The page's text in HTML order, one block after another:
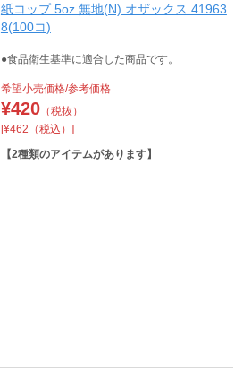
紙コップ 5oz 無地(N) オザックス 41963
8(100コ)
●食品衛生基準に適合した商品です。
希望小売価格/参考価格
¥420（税抜）
[¥462（税込）]
【2種類のアイテムがあります】